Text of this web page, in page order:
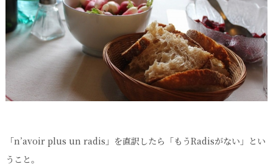
「n’avoir plus un radis」を直訳したら「もうRadisがない」とい
うこと。